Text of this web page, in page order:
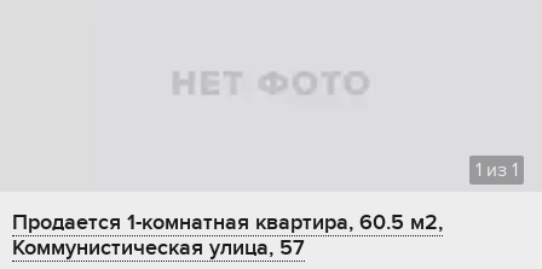
1 из 1
Продается 1-комнатная квартира, 60.5 м2,
Коммунистическая улица, 57